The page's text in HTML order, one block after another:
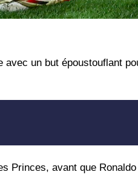
un but époustouflant
Princes, avant que